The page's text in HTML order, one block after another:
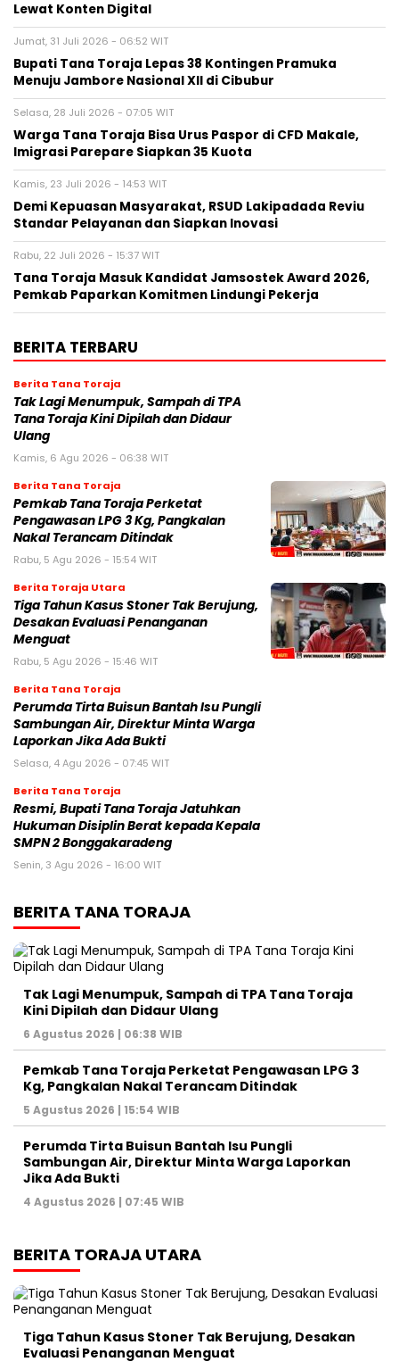
Lewat Konten Digital
Jumat, 31 Juli 2026 - 06:52 WIT
Bupati Tana Toraja Lepas 38 Kontingen Pramuka
Menuju Jambore Nasional XII di Cibubur
Selasa, 28 Juli 2026 - 07:05 WIT
Warga Tana Toraja Bisa Urus Paspor di CFD Makale,
Imigrasi Parepare Siapkan 35 Kuota
Kamis, 23 Juli 2026 - 14:53 WIT
Demi Kepuasan Masyarakat, RSUD Lakipadada Reviu
Standar Pelayanan dan Siapkan Inovasi
Rabu, 22 Juli 2026 - 15:37 WIT
Tana Toraja Masuk Kandidat Jamsostek Award 2026,
Pemkab Paparkan Komitmen Lindungi Pekerja
BERITA TERBARU
Berita Tana Toraja
Tak Lagi Menumpuk, Sampah di TPA
Tana Toraja Kini Dipilah dan Didaur
Ulang
Kamis, 6 Agu 2026 - 06:38 WIT
Berita Tana Toraja
Pemkab Tana Toraja Perketat
Pengawasan LPG 3 Kg, Pangkalan
Nakal Terancam Ditindak
Rabu, 5 Agu 2026 - 15:54 WIT
Berita Toraja Utara
Tiga Tahun Kasus Stoner Tak Berujung,
Desakan Evaluasi Penanganan
Menguat
Rabu, 5 Agu 2026 - 15:46 WIT
Berita Tana Toraja
Perumda Tirta Buisun Bantah Isu Pungli
Sambungan Air, Direktur Minta Warga
Laporkan Jika Ada Bukti
Selasa, 4 Agu 2026 - 07:45 WIT
Berita Tana Toraja
Resmi, Bupati Tana Toraja Jatuhkan
Hukuman Disiplin Berat kepada Kepala
SMPN 2 Bonggakaradeng
Senin, 3 Agu 2026 - 16:00 WIT
BERITA TANA TORAJA
Tak Lagi Menumpuk, Sampah di TPA Tana Toraja
Kini Dipilah dan Didaur Ulang
6 Agustus 2026 | 06:38 WIB
Pemkab Tana Toraja Perketat Pengawasan LPG 3
Kg, Pangkalan Nakal Terancam Ditindak
5 Agustus 2026 | 15:54 WIB
Perumda Tirta Buisun Bantah Isu Pungli
Sambungan Air, Direktur Minta Warga Laporkan
Jika Ada Bukti
4 Agustus 2026 | 07:45 WIB
BERITA TORAJA UTARA
Tiga Tahun Kasus Stoner Tak Berujung, Desakan
Evaluasi Penanganan Menguat